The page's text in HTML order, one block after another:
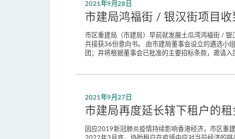
2021年9月28日
市建局鸿福街 / 银汉街项目
市区重建局（市建局）早前就发展土瓜湾鸿福街 /
共接获36份意向书。 由市建局董事会设立的遴选小
团；并将根据董事会已批准的主要招标条款，邀请
2021年9月27日
市建局再度延长辖下租户的
因应2019新冠肺炎疫情持续影响香港经济，市区重